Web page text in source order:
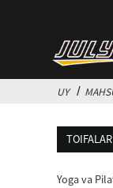
UY
TOIFALAR
Yoga va